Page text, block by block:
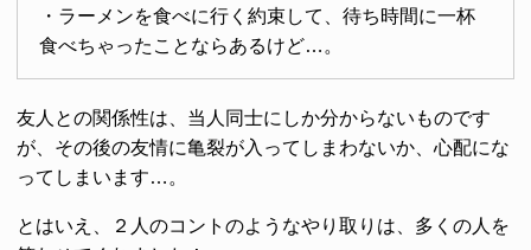
・ラーメンを食べに行く約束して、待ち時間に一杯
食べちゃったことならあるけど…。
友人との関係性は、当人同士にしか分からないものです
が、その後の友情に亀裂が入ってしまわないか、心配にな
ってしまいます…。
とはいえ、２人のコントのようなやり取りは、多くの人を